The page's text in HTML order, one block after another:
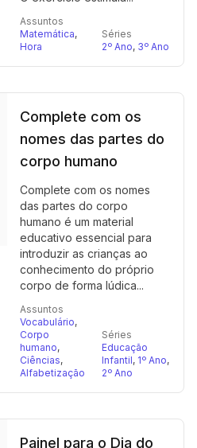
Assuntos
Matemática,
Hora
Séries
2º Ano, 3º Ano
Complete com os
nomes das partes do
corpo humano
Complete com os nomes
das partes do corpo
humano é um material
educativo essencial para
introduzir as crianças ao
conhecimento do próprio
corpo de forma lúdica...
Assuntos
Vocabulário,
Corpo
humano,
Ciências,
Alfabetização
Séries
Educação
Infantil, 1º Ano,
2º Ano
Painel para o Dia do